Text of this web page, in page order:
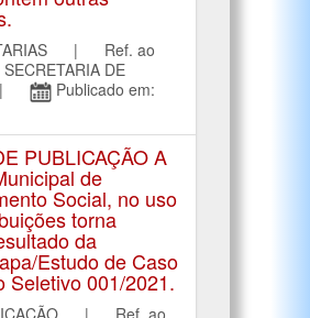
| Ref. ao
DE
|
Publicado em:
PUBLICAÇÃO A
de
Social, no uso
torna
da
Estudo de Caso
Seletivo 001/2021.
| Ref. ao